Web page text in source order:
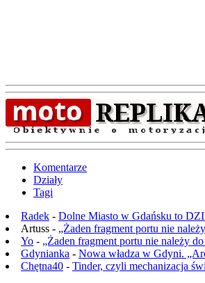
Komentarze
Działy
Tagi
Radek - Dolne Miasto w Gdańsku to
Artuss - „Żaden fragment portu nie
Yo - „Żaden fragment portu nie należy
Gdynianka - Nowa władza w Gdyni.
Chętna40 - Tinder, czyli mechanizacja